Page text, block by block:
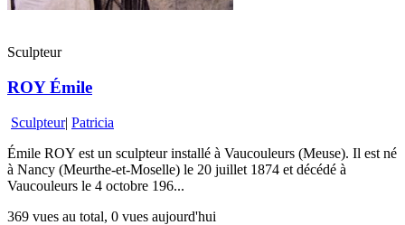
Sculpteur
ROY Émile
Sculpteur| Patricia
Émile ROY est un sculpteur installé à Vaucouleurs (Meuse). Il est né
à Nancy (Meurthe-et-Moselle) le 20 juillet 1874 et décédé à
Vaucouleurs le 4 octobre 196...
369 vues au total, 0 vues aujourd'hui